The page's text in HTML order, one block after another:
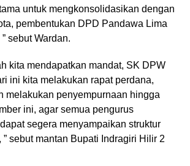
untuk mengkonsolidasikan dengan
pembentukan DPD Pandawa Lima
sebut Wardan.
kita mendapatkan mandat, SK DPW
ini kita melakukan rapat perdana,
melakukan penyempurnaan hingga
ini, agar semua pengurus
segera menyampaikan struktur
sebut mantan Bupati Indragiri Hilir 2